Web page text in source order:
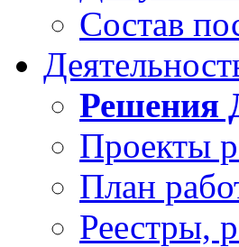
Состав
Решения
Проекты
План
Реестры,